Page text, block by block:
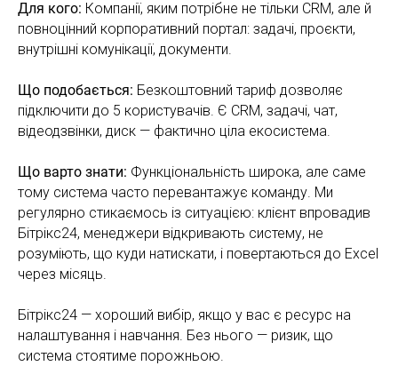
Для кого: Компанії, яким потрібне не тільки CRM, але й
повноцінний корпоративний портал: задачі, проєкти,
внутрішні комунікації, документи.
Що подобається: Безкоштовний тариф дозволяє
підключити до 5 користувачів. Є CRM, задачі, чат,
відеодзвінки, диск — фактично ціла екосистема.
Що варто знати: Функціональність широка, але саме
тому система часто перевантажує команду. Ми
регулярно стикаємось із ситуацією: клієнт впровадив
Бітрікс24, менеджери відкривають систему, не
розуміють, що куди натискати, і повертаються до Excel
через місяць.
Бітрікс24 — хороший вибір, якщо у вас є ресурс на
налаштування і навчання. Без нього — ризик, що
система стоятиме порожньою.